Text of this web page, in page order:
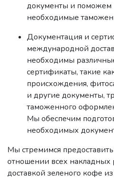
документы и поможем
необходимые
Документация и
международной
необходимы
сертификаты, такие
происхождения,
и другие документы,
таможенного
Мы обеспечим
необходимых
Мы стремимся
отношении всех накладных
доставкой зеленого кофе из